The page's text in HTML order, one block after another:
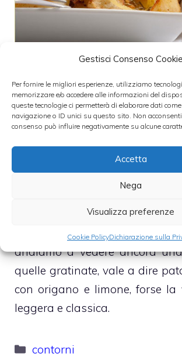
Gestisci Consenso Cookie
Per fornire le migliori esperienze, utilizziamo
memorizzare e/o accedere alle informazioni del
queste tecnologie ci permetterà di elaborare dati
navigazione o ID unici su questo sito. Non
consenso può influire negativamente su alcune
Accetta
Nega
Visualizza preferenze
Cookie PolicyDichiarazione sulla
Poco tempo fa abbiamo
preparare dellepatate
pancetta e parmigiano
patate gratinate
Con le patate si possono
piatti, come lepatate
andiamo a vedere ancora
quelle gratinate, vale a dire
con origano e limone, forse la
leggera e classica.
Categorie
contorni